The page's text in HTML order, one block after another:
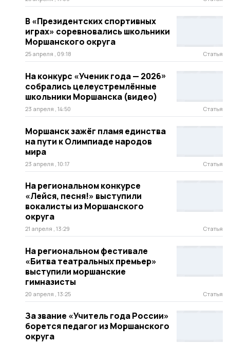
В «Президентских спортивных
играх» соревновались школьники
Моршанского округа
25 апреля , 09:18 Статья
На конкурс «Ученик года — 2026»
собрались целеустремлённые
школьники Моршанска (видео)
23 апреля , 14:50 Статья
Моршанск зажёг пламя единства
на пути к Олимпиаде народов
мира
23 апреля , 10:17 Статья
На региональном конкурсе
«Лейся, песня!» выступили
вокалисты из Моршанского
округа
21 апреля , 13:29 Статья
На региональном фестивале
«Битва театральных премьер»
выступили моршанские
гимназисты
20 апреля , 13:25 Статья
За звание «Учитель года России»
борется педагог из Моршанского
округа